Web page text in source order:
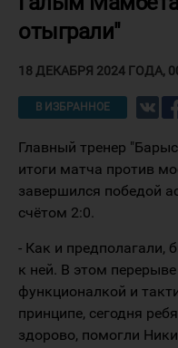
отыграли"
18 ДЕКАБРЯ 2024 ГОДА,
В ИЗБРАННОЕ
Главный тренер
итоги матча против
завершился победой
счётом 2:0.
- Как и предполагали,
к ней. В этом
функционалкой и
принципе, сегодня
здорово, помогли